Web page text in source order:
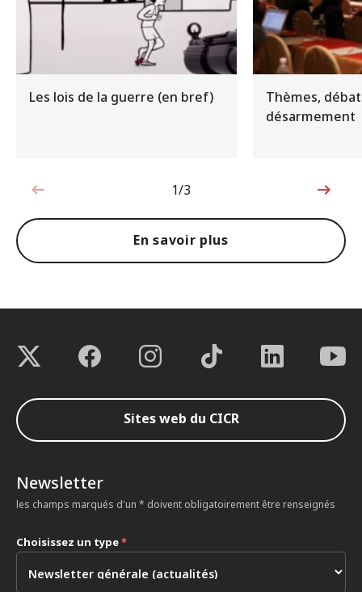
Les lois de la guerre (en bref)
Thèmes,
désarmement
1sur3
1/3
En savoir plus
Sites web du CICR
Newsletter
les champs marqués d'un * doivent obligatoirement être renseignés
Choisissez un type*